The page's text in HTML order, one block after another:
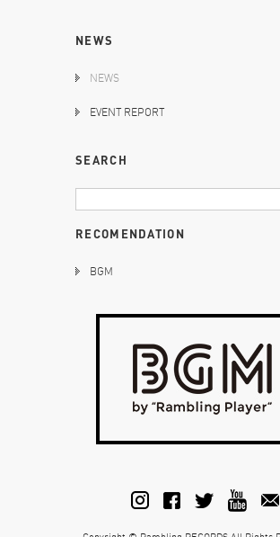
NEWS
NEWS
EVENT REPORT
SEARCH
RECOMENDATION
BGM